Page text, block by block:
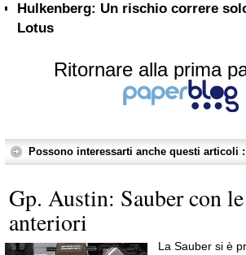
Hulkenberg: Un rischio correre
Lotus
Ritornare alla prima
Possono interessarti anche questi articoli :
Gp. Austin: Sauber con
anteriori
La Sauber si è